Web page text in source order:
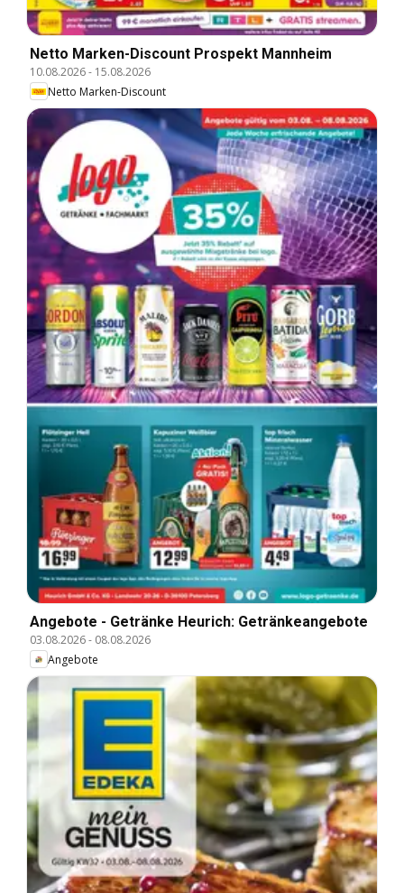
Netto Marken-Discount Prospekt Mannheim
10.08.2026- 15.08.2026
Netto Marken-Discount
Angebote - Getränke Heurich: Getränkeangebote
03.08.2026- 08.08.2026
Angebote